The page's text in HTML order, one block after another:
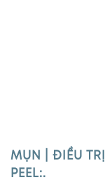
MỤN | ĐIỀU
PEEL:.